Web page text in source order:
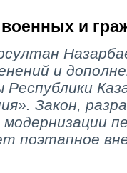
и
и
Закон,
поэтапное